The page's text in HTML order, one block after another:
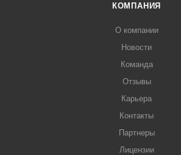
КОМПАНИЯ
О компании
Новости
Команда
Отзывы
Карьера
Контакты
Партнеры
Лицензии